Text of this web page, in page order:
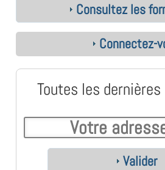
Consultez les
Connectez-
Toutes les
Valider